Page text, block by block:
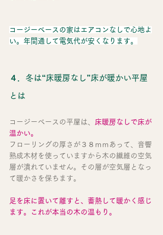
コージーベースの家はエアコンなしで心地よ
い。年間通して電気代が安くなります。
４．冬は“床暖房なし”床が暖かい平屋
とは
コージーベースの平屋は、 床暖房なしで床が
温かい。
フローリングの厚さが３８ｍｍあって、音響
熟成木材を使っていますから木の繊維の空気
層が潰れていません。その層が空気層となっ
て暖かさを保ちます。
足を床に置いて離すと、蓄熱して暖かく感じ
ます。これが本当の木の温もり。